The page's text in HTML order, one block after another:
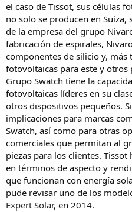
el caso de Tissot, sus células
no solo se producen en
de la empresa del grupo
fabricación de espirales,
componentes de silicio y,
fotovoltaicas para este y
Grupo Swatch tiene la
fotovoltaicas líderes en su
otros dispositivos pequeños.
implicaciones para marcas
Swatch, así como para otras
comerciales que permitan al
piezas para los clientes.
en términos de aspecto y
que funcionan con energía
pude revisar uno de los
Expert Solar, en 2014.